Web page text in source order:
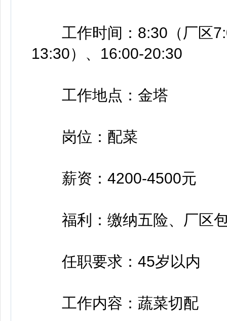
工作时间：8:30（厂区
13:30）、16:00-20:30
工作地点：金塔
岗位：配菜
薪资：4200-4500元
福利：缴纳五险、厂区
任职要求：45岁以内
工作内容：蔬菜切配